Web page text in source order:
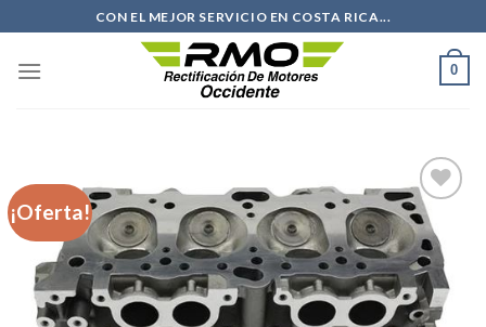
al
contenido
CON EL MEJOR SERVICIO EN COSTA RICA...
0
¡Oferta!
Añadir
a la
lista de
deseos